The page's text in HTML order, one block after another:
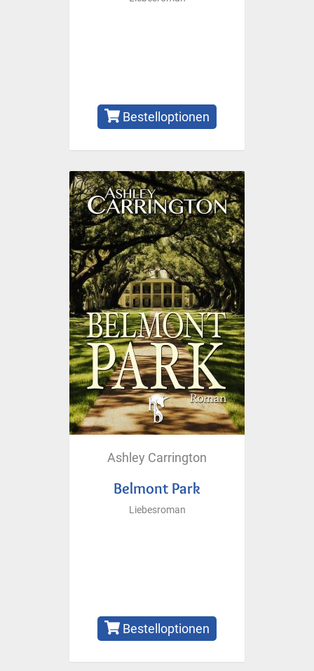
Bestelloptionen
Ashley Carrington
Belmont Park
Liebesroman
Bestelloptionen